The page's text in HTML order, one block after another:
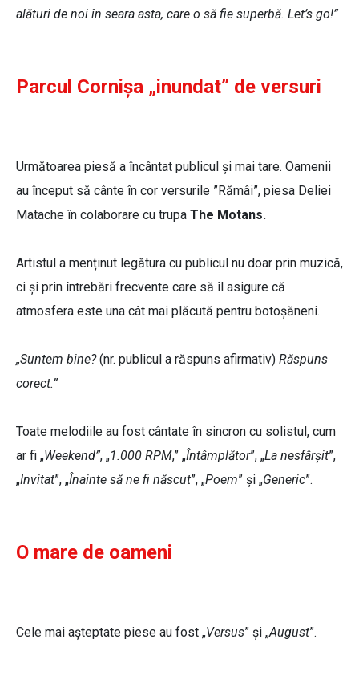
alături de noi în seara asta, care o să fie superbă. Let’s go!”
Parcul Cornișa „inundat” de versuri
Următoarea piesă a încântat publicul și mai tare. Oamenii
au început să cânte în cor versurile ”Rămâi”, piesa Deliei
Matache în colaborare cu trupa The Motans.
Artistul a menținut legătura cu publicul nu doar prin muzică,
ci și prin întrebări frecvente care să îl asigure că
atmosfera este una cât mai plăcută pentru botoșăneni.
„Suntem bine?(nr. publicul a răspuns afirmativ) Răspuns
corect.”
Toate melodiile au fost cântate în sincron cu solistul, cum
ar fi „Weekend”, „1.000 RPM,” „Întâmplător”, „La nesfârșit”,
„Invitat”, „Înainte să ne fi născut”, „Poem” și „Generic”.
O mare de oameni
Cele mai așteptate piese au fost „Versus” și „August”.